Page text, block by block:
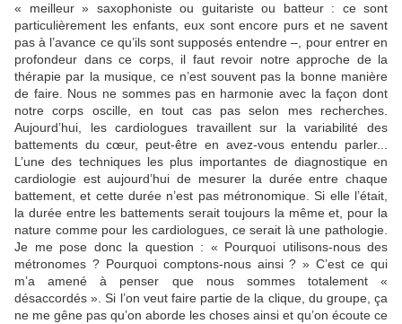
« meilleur » saxophoniste ou guitariste ou batteur : ce sont
particulièrement les enfants, eux sont encore purs et ne savent
pas à l’avance ce qu’ils sont supposés entendre –, pour entrer en
profondeur dans ce corps, il faut revoir notre approche de la
thérapie par la musique, ce n’est souvent pas la bonne manière
de faire. Nous ne sommes pas en harmonie avec la façon dont
notre corps oscille, en tout cas pas selon mes recherches.
Aujourd’hui, les cardiologues travaillent sur la variabilité des
battements du cœur, peut-être en avez-vous entendu parler...
L’une des techniques les plus importantes de diagnostique en
cardiologie est aujourd’hui de mesurer la durée entre chaque
battement, et cette durée n’est pas métronomique. Si elle l’était,
la durée entre les battements serait toujours la même et, pour la
nature comme pour les cardiologues, ce serait là une pathologie.
Je me pose donc la question : « Pourquoi utilisons-nous des
métronomes ? Pourquoi comptons-nous ainsi ? » C’est ce qui
m’a amené à penser que nous sommes totalement «
désaccordés ». Si l’on veut faire partie de la clique, du groupe, ça
ne me gêne pas qu’on aborde les choses ainsi et qu’on écoute ce